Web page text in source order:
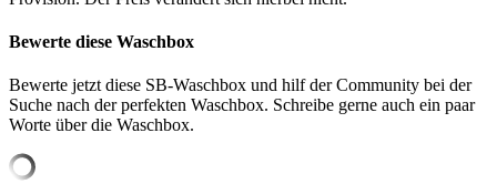
Bewerte diese Waschbox
Bewerte jetzt diese SB-Waschbox und hilf der Community bei der
Suche nach der perfekten Waschbox. Schreibe gerne auch ein paar
Worte über die Waschbox.